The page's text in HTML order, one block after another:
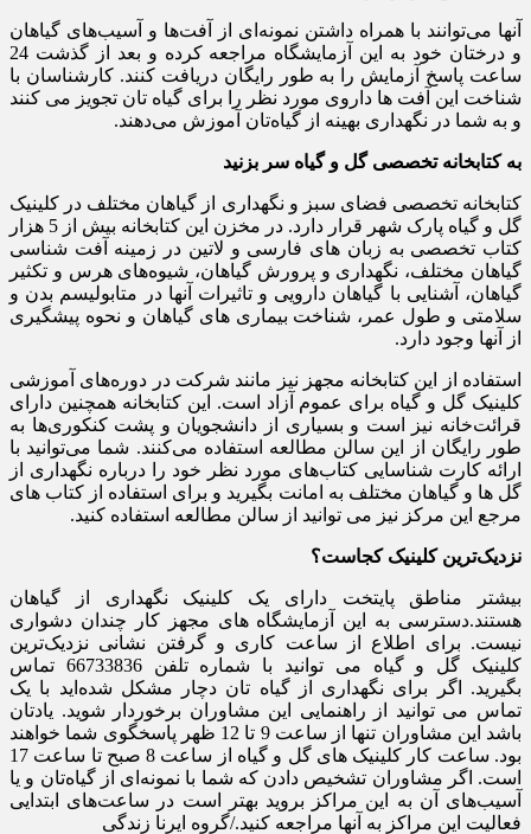
آنها می‌توانند با همراه داشتن نمونه‌ای از آفت‌ها و آسیب‌های گیاهان
و درختان خود به این آزمایشگاه مراجعه کرده و بعد از گذشت 24
ساعت پاسخ آزمایش را به طور رایگان دریافت کنند. کارشناسان با
شناخت این آفت ها داروی مورد نظر را برای گیاه تان تجویز می کنند
و به شما در نگهداری بهینه از گیاه‌تان آموزش می‌دهند.
به کتابخانه تخصصی گل و گیاه سر بزنید
کتابخانه تخصصی فضای سبز و نگهداری از گیاهان مختلف در کلینیک
گل و گیاه پارک شهر قرار دارد. در مخزن این کتابخانه بیش از 5 هزار
کتاب تخصصی به زبان های فارسی و لاتین در زمینه آفت شناسی
گیاهان مختلف، نگهداری و پرورش گیاهان، شیوه‌های هرس و تکثیر
گیاهان، آشنایی با گیاهان دارویی و تاثیرات آنها در متابولیسم بدن و
سلامتی و طول عمر، شناخت بیماری های گیاهان و نحوه پیشگیری
از آنها وجود دارد.
استفاده از این کتابخانه مجهز نیز مانند شرکت در دوره‌های آموزشی
کلینیک گل و گیاه برای عموم آزاد است. این کتابخانه همچنین دارای
قرائت‌خانه نیز است و بسیاری از دانشجویان و پشت کنکوری‌ها به
طور رایگان از این سالن مطالعه استفاده می‌کنند. شما می‌توانید با
ارائه کارت شناسایی کتاب‌های مورد نظر خود را درباره نگهداری از
گل ها و گیاهان مختلف به امانت بگیرید و برای استفاده از کتاب های
مرجع این مرکز نیز می توانید از سالن مطالعه استفاده کنید.
نزدیک‌ترین کلینیک کجاست؟
بیشتر مناطق پایتخت دارای یک کلینیک نگهداری از گیاهان
هستند.دسترسی به این آزمایشگاه های مجهز کار چندان دشواری
نیست. برای اطلاع از ساعت کاری و گرفتن نشانی نزدیک‌ترین
کلینیک گل و گیاه می توانید با شماره تلفن 66733836 تماس
بگیرید. اگر برای نگهداری از گیاه تان دچار مشکل شده‌اید با یک
تماس می توانید از راهنمایی این مشاوران برخوردار شوید. یادتان
باشد این مشاوران تنها از ساعت 9 تا 12 ظهر پاسخگوی شما خواهند
بود. ساعت کار کلینیک های گل و گیاه از ساعت 8 صبح تا ساعت 17
است. اگر مشاوران تشخیص دادن که شما با نمونه‌ای از گیاه‌تان و یا
آسیب‌های آن به این مراکز بروید بهتر است در ساعت‌های ابتدایی
فعالیت این مراکز به آنها مراجعه کنید./گروه ایرنا زندگی